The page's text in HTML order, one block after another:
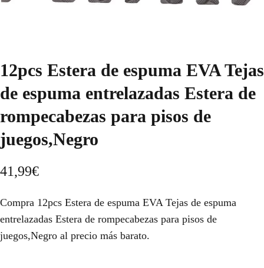
12pcs Estera de espuma EVA Tejas
de espuma entrelazadas Estera de
rompecabezas para pisos de
juegos,Negro
41,99€
Compra 12pcs Estera de espuma EVA Tejas de espuma
entrelazadas Estera de rompecabezas para pisos de
juegos,Negro al precio más barato.